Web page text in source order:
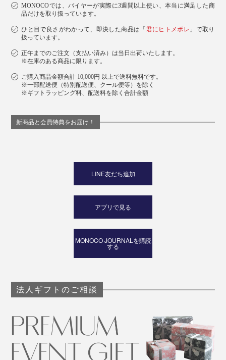
MONOCOでは、バイヤーが実際に3週間以上使い、本当に満足した商
品だけを取り扱っています。
ひと目で良さがわかって、即決した商品は「君にヒトメボレ 」で取り
扱っています。
正午までのご注文（支払い済み）は当日出荷いたします。
※在庫のある商品に限ります。
ご購入商品金額合計 10,000円 以上で送料無料です。
※一部配送便（特別配送便、クール便等）を除く
※ギフトラッピング料、配送料を除く合計金額
新商品と会員特典をお届け！
LINE友だち追加
アプリで見る
MONOCO JOURNALを購読
する
法人ギフトのご相談